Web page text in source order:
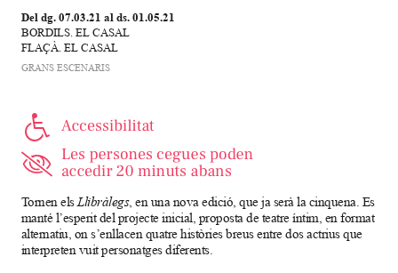
Del dg. 07.03.21 al ds. 01.05.21
BORDILS. EL CASAL
FLAÇÀ. EL CASAL
GRANS ESCENARIS
Tornen elsLlibràlegs, en una nova edició, que ja serà la cinquena. Es
manté l’esperit del projecte inicial, proposta de teatre íntim, en format
alternatiu, on s’enllacen quatre històries breus entre dos actrius que
interpreten vuit personatges diferents.